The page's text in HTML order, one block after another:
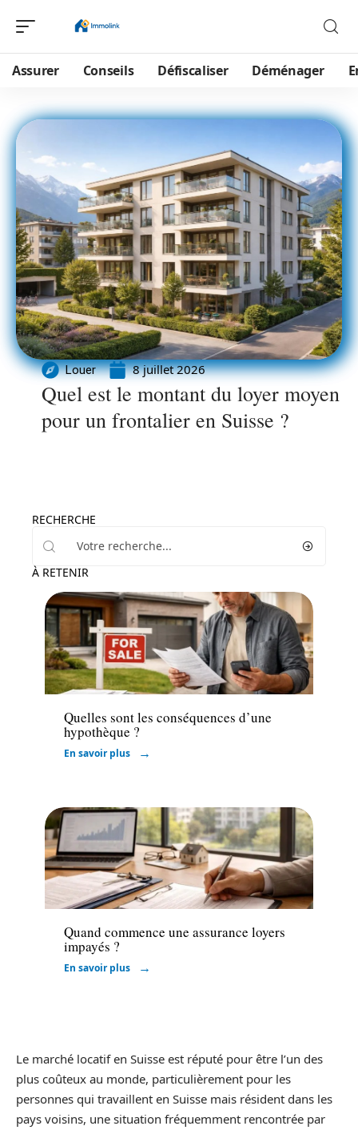
Assurer Conseils Défiscaliser Déménager
Louer 8 juillet 2026
Quel est le montant du loyer moyen
pour un frontalier en Suisse ?
RECHERCHE
À RETENIR
Emprunter
Quelles sont les conséquences d’une
hypothèque ?
En savoir plus
Quand commence une assurance loyers
impayés ?
En savoir plus
Le marché locatif en Suisse est réputé pour être l’un des
plus coûteux au monde, particulièrement pour les
personnes qui travaillent en Suisse mais résident dans les
pays voisins, une situation fréquemment rencontrée par